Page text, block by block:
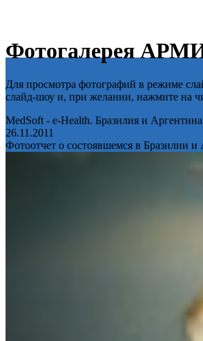
Фотогалерея
Для просмотра фотографий в режиме
слайд-шоу и, при желании, нажмите на
MedSoft - e-Health. Бразилия и Аргентина
26.11.2011
Фотоотчет о состоявшемся в Бразилии